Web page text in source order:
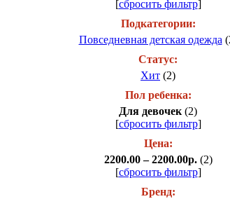
[сбросить фильтр]
Подкатегории:
Повседневная детская одежда
Статус:
Хит (2)
Пол ребенка:
Для девочек (2)
[сбросить фильтр]
Цена:
2200.00 – 2200.00р. (2)
[сбросить фильтр]
Бренд: